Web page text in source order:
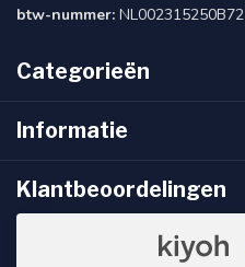
btw-nummer: NL002315250B72
Categorieën
Informatie
Klantbeoordelingen